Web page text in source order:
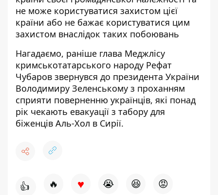
не може користуватися захистом цієї
країни або не бажає користуватися цим
захистом внаслідок таких побоювань
Нагадаємо, раніше глава Меджлісу
кримськотатарського народу Рефат
Чубаров звернувся до президента України
Володимиру Зеленському з проханням
сприяти поверненню українців, які понад
рік чекають евакуації з табору для
біженців Аль-Хол в Сирії.
👍 🔥 ♥ 😭 😆 😡